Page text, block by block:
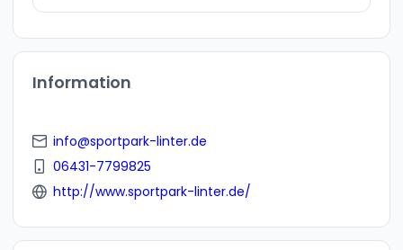
Information
info@sportpark-linter.de
06431-7799825
http://www.sportpark-linter.de/